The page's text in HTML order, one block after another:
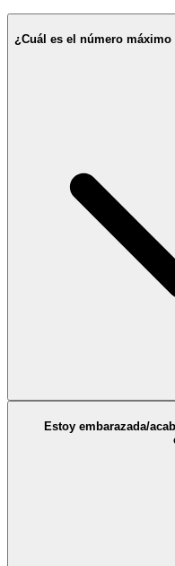
¿Cuál es el número
Estoy embarazada/